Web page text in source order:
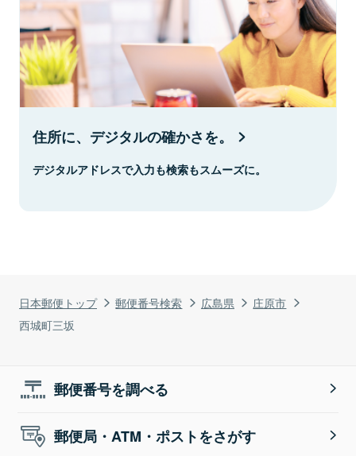
日本郵便トップ 郵便番号検索 広島県
庄原市
西城町三坂
住所に、デジタルの確かさを。
デジタルアドレスで入力も検索もスムーズに。
郵便番号を調べる
郵便局・ATM・ポストをさがす